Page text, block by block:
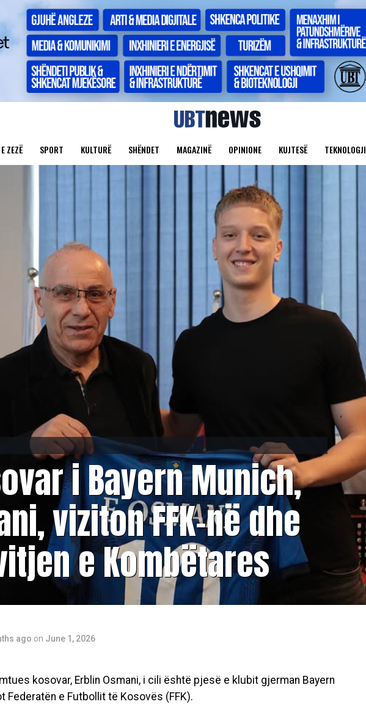
ZEZË SPORT KULTURË SHËNDET MAGAZINË OPINIONE KUJTESË TEKNOLOGJI
i Bayern Munich,
viziton FFK-në dhe
e Kombëtares
ago on June 1, 2026
kosovar, Erblin Osmani, i cili është pjesë e klubit gjerman Bayern
Federatën e Futbollit të Kosovës (FFK).